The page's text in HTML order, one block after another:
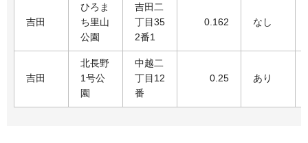
吉田
ひろま
ち里山
公園
吉田二
丁目35
2番1
0.162 なし
吉田
北長野
1号公
園
中越二
丁目12
番
0.25 あり